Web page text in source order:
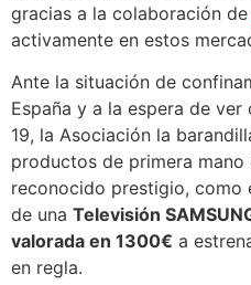
gracias a la colaboración de
activamente en estos
Ante la situación de
España y a la espera de
19, la Asociación la
productos de primera mano
reconocido prestigio, como
de una Televisión
valorada en 1300€ a
en regla.